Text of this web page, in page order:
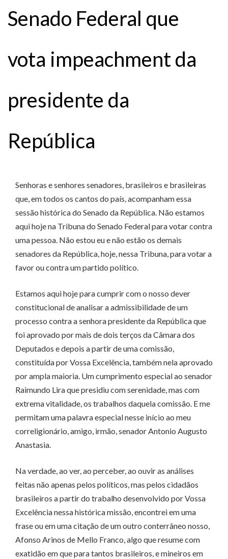
Senado Federal que
vota impeachment da
presidente da
República
Senhoras e senhores senadores, brasileiros e brasileiras
que, em todos os cantos do país, acompanham essa
sessão histórica do Senado da República. Não estamos
aqui hoje na Tribuna do Senado Federal para votar contra
uma pessoa. Não estou eu e não estão os demais
senadores da República, hoje, nessa Tribuna, para votar a
favor ou contra um partido político.
Estamos aqui hoje para cumprir com o nosso dever
constitucional de analisar a admissibilidade de um
processo contra a senhora presidente da República que
foi aprovado por mais de dois terços da Câmara dos
Deputados e depois a partir de uma comissão,
constituída por Vossa Excelência, também nela aprovado
por ampla maioria. Um cumprimento especial ao senador
Raimundo Lira que presidiu com serenidade, mas com
extrema vitalidade, os trabalhos daquela comissão. E me
permitam uma palavra especial nesse início ao meu
correligionário, amigo, irmão, senador Antonio Augusto
Anastasia.
Na verdade, ao ver, ao perceber, ao ouvir as análises
feitas não apenas pelos políticos, mas pelos cidadãos
brasileiros a partir do trabalho desenvolvido por Vossa
Excelência nessa histórica missão, encontrei em uma
frase ou em uma citação de um outro conterrâneo nosso,
Afonso Arinos de Mello Franco, algo que resume com
exatidão em que para tantos brasileiros, e mineiros em